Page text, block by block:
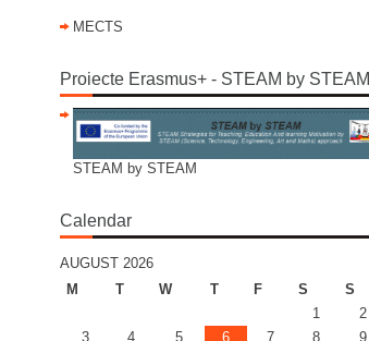
MECTS
Proiecte Erasmus+ - STEAM by STEAM
STEAM by STEAM
Calendar
AUGUST 2026
M
T W T F S
S
1
2
3
4 5 6 7 8 9